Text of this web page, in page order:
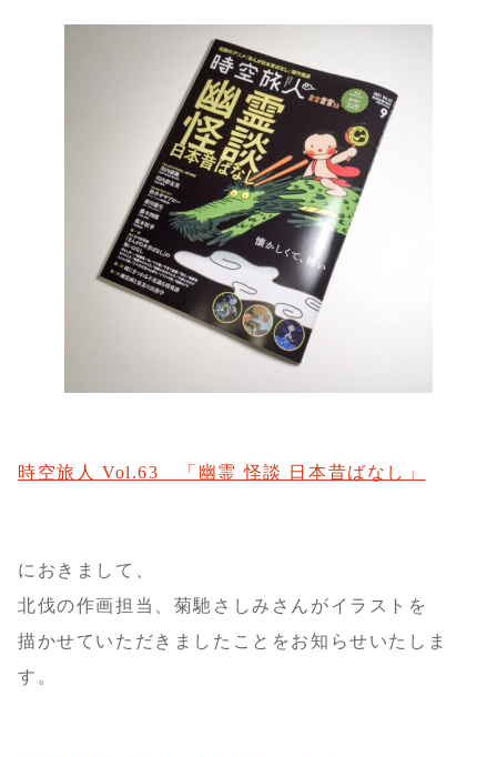
時空旅人 Vol.63 「幽霊 怪談 日本昔ばなし」
におきまして、
北伐の作画担当、菊馳さしみさんがイラストを
描かせていただきましたことをお知らせいたしま
す。